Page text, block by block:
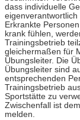
dass individuelle
eigenverantwortlich
Erkrankte
krank fühlen,
Trainingsbetrieb
gleichermaßen für
Übungsleiter. Die
Übungsleiter sind
entsprechenden
Trainingsbetrieb
Sportstätte zu
Zwischenfall ist
melden.